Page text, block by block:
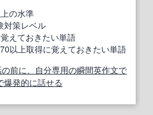
の水準
対策レベル
えておきたい単語
以上取得に覚えておきたい単語
前に、自分専用の瞬間英作文で
爆発的に話せる